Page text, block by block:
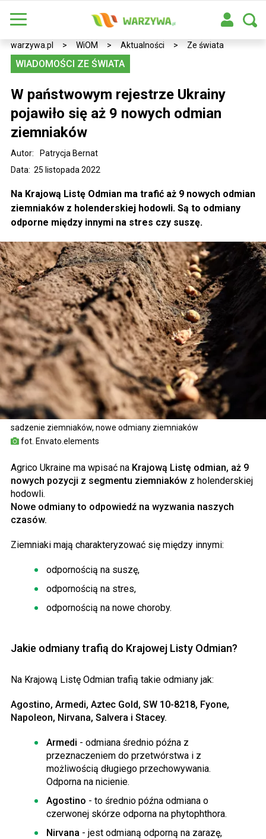
warzywa.pl > WiOM > Aktualności > Ze świata
sadzenie ziemniaków, nowe odmiany ziemniaków
fot. Envato.elements
WIADOMOŚCI ZE ŚWIATA
W państwowym rejestrze Ukrainy
pojawiło się aż 9 nowych odmian
ziemniaków
Data: 25 listopada 2022
Autor: Patrycja Bernat
Na Krajową Listę Odmian ma trafić aż 9 nowych odmian
ziemniaków z holenderskiej hodowli. Są to odmiany
odporne między innymi na stres czy suszę.
Agrico Ukraine ma wpisać na Krajową Listę odmian, aż 9
nowych pozycji z segmentu ziemniaków z holenderskiej
hodowli.
Nowe odmiany to odpowiedź na wyzwania naszych
czasów.
Ziemniaki mają charakteryzować się między innymi:
odpornością na suszę,
odpornością na stres,
odpornością na nowe choroby.
Jakie odmiany trafią do Krajowej Listy Odmian?
Na Krajową Listę Odmian trafią takie odmiany jak:
Agostino, Armedi, Aztec Gold, SW 10-8218, Fyone,
Napoleon, Nirvana, Salvera i Stacey.
Armedi - odmiana średnio późna z
przeznaczeniem do przetwórstwa i z
możliwością długiego przechowywania.
Odporna na nicienie.
Agostino - to średnio późna odmiana o
czerwonej skórze odporna na phytophthora.
Nirvana - jest odmianą odporną na zarazę,